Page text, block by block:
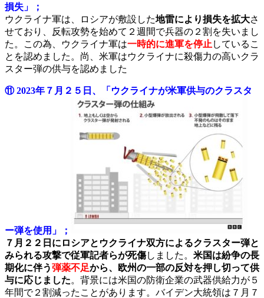
損失」；
ウクライナ軍は、ロシアが敷設した地雷により損失を拡大さ
せており、反転攻勢を始めて２週間で兵器の２割を失いまし
た。この為、ウクライナ軍は一時的に進軍を停止 しているこ
とを認めました。尚、米軍はウクライナに殺傷力の高いクラ
スター弾の供与を認めました
⑪ 2023年７月２５日、「ウクライナが米軍供与のクラスタ
ー弾を使用」；
７月２２日にロシアとウクライナ双方によるクラスター弾と
みられる攻撃で従軍記者らが死傷しました。 米国は紛争の長
期化に伴う弾薬不足から、欧州の一部の反対を押し切って供
与に応じました。背景には米国の防衛企業の武器供給力が５
年間で２割減ったことがあります。バイデン大統領は７月７